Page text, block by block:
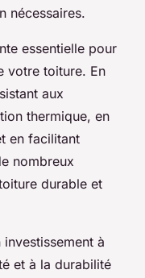
nécessaires.
essentielle pour
votre toiture. En
aux
thermique, en
en facilitant
nombreux
durable et
à
et à la durabilité